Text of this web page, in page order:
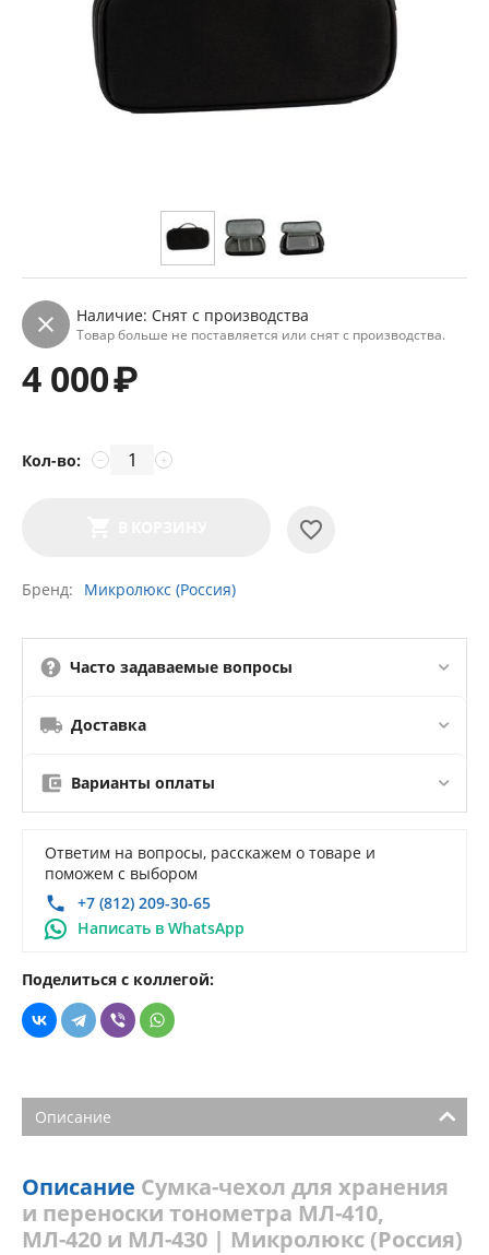
Наличие: Снят с производства
Товар больше не поставляется или снят с производства.
4 000₽
Кол-во: +
−
Бренд Микролюкс (Россия)
Часто задаваемые вопросы
Доставка
Варианты оплаты
Ответим на вопросы, расскажем о товаре и
поможем с выбором
+7 (812) 209-30-65
Написать в WhatsApp
Поделиться с коллегой:
Описание
Описание Сумка-чехол для хранения
и переноски тонометра МЛ-410,
МЛ-420 и МЛ-430 | Микролюкс (Россия)